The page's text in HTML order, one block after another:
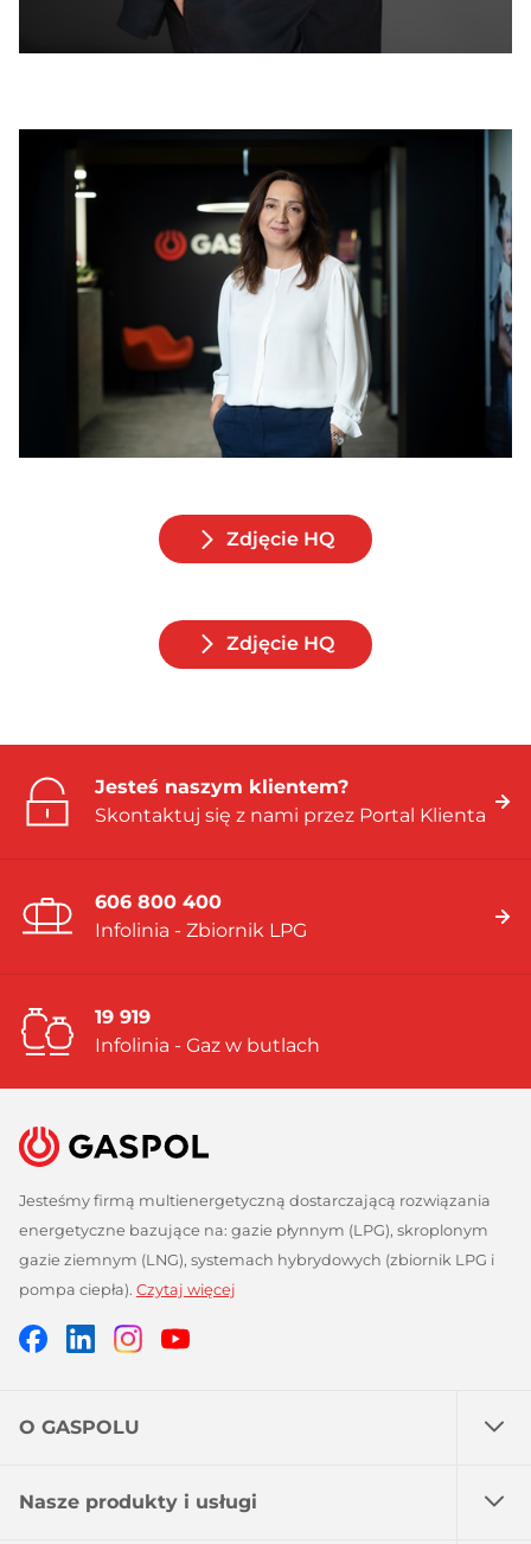
Zdjęcie HQ
Zdjęcie HQ
Jesteś naszym klientem?
Skontaktuj się z nami przez Portal Klienta
606 800 400
Infolinia - Zbiornik LPG
19 919
Infolinia - Gaz w butlach
Jesteśmy firmą multienergetyczną dostarczającą rozwiązania
energetyczne bazujące na: gazie płynnym (LPG), skroplonym
gazie ziemnym (LNG), systemach hybrydowych (zbiornik LPG i
pompa ciepła). Czytaj więcej
FacebookLinkedinInstagram
O GASPOLU
Nasze produkty i usługi